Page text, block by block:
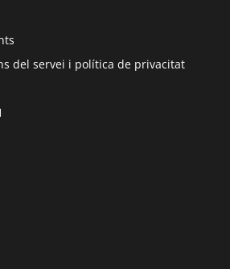
del servei i política de privacitat